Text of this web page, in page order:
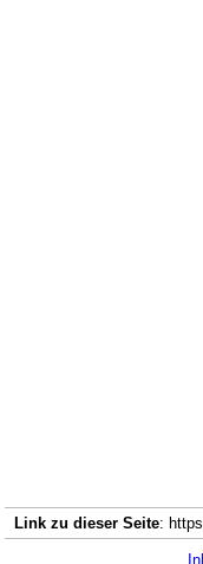
Link zu dieser Seite: